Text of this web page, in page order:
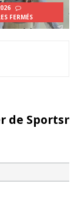
FERMÉS
de